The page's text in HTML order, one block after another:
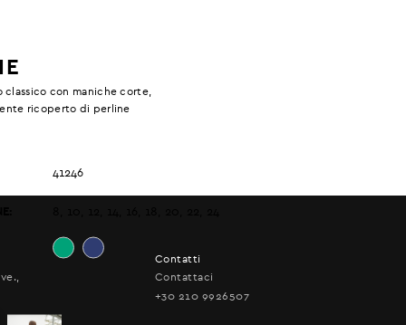
con maniche corte,
ricoperto di perline
41246
Contatti
Contattaci
+30 210 9926507